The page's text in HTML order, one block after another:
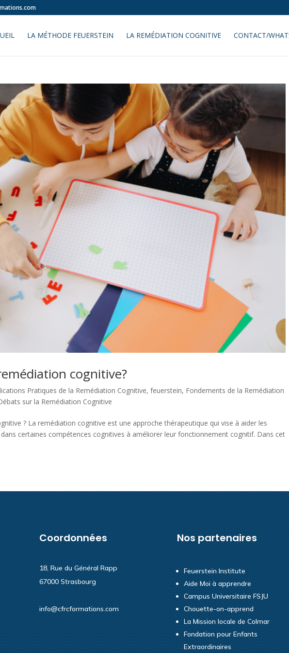
LA MÉTHODE FEUERSTEIN LA REMÉDIATION COGNITIVE CONTACT/
cognitive?
Pratiques de la Remédiation Cognitive,feuerstein, Fondements de la Remédiation
sur la Remédiation Cognitive
? La remédiation cognitive est une approche thérapeutique qui vise à aider les
certaines compétences cognitives à améliorer leur fonctionnement cognitif. Dans cet
Coordonnées
18, Rue du Général Rapp
67000 Strasbourg
info@cfrcformations.com
Nos partenaires
Feuerstein Institute
Aide Moi à apprendre
Campus Universitaire FSJU
Chouette-on-apprend
La Mission locale de Colmar
Fondation pour Enfants
Extraordinaires